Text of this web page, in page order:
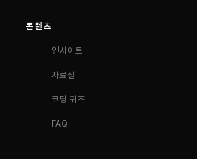
콘텐츠
인사이트
자료실
코딩 퀴즈
FAQ